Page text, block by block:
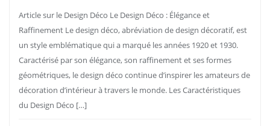
Article sur le Design Déco Le Design Déco : Élégance et
Raffinement Le design déco, abréviation de design décoratif, est
un style emblématique qui a marqué les années 1920 et 1930.
Caractérisé par son élégance, son raffinement et ses formes
géométriques, le design déco continue d’inspirer les amateurs de
décoration d’intérieur à travers le monde. Les Caractéristiques
du Design Déco […]